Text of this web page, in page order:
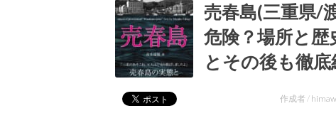
売春島(三重県/
危険？場所と歴
とその後も徹底
作成者 /